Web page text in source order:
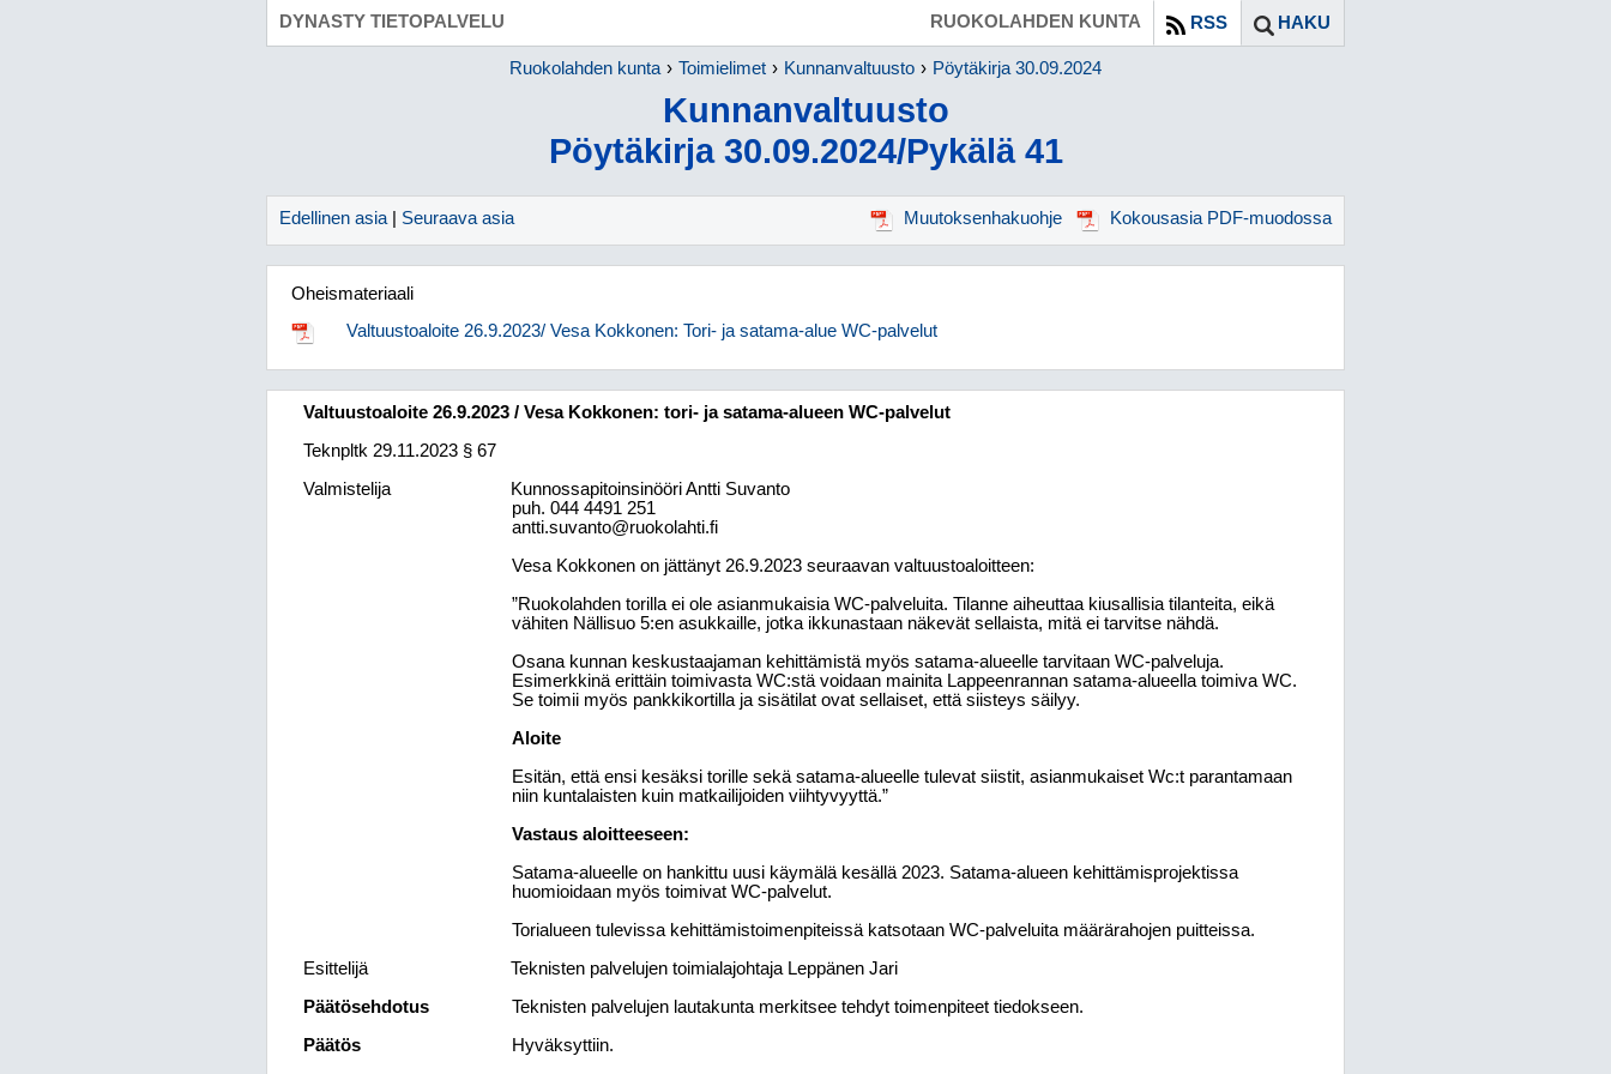
DYNASTY TIETOPALVELU HAKU
RSS
RUOKOLAHDEN KUNTA
Ruokolahden kunta Toimielimet Kunnanvaltuusto Pöytäkirja 30.09.2024
Kunnanvaltuusto
Pöytäkirja 30.09.2024/Pykälä 41
Edellinen asia Seuraava asia Muutoksenhakuohje Kokousasia PDF-muodossa
Oheismateriaali
Valtuustoaloite 26.9.2023/ Vesa Kokkonen: Tori- ja satama-alue WC-palvelut
Valtuustoaloite 26.9.2023 / Vesa Kokkonen: tori- ja satama-alueen WC-palvelut
Teknpltk 29.11.2023 § 67
Valmistelija
Kunnossapitoinsinööri Antti Suvanto
puh. 044 4491 251
antti.suvanto@ruokolahti.fi
Vesa Kokkonen on jättänyt 26.9.2023 seuraavan valtuustoaloitteen:
”Ruokolahden torilla ei ole asianmukaisia WC-palveluita. Tilanne aiheuttaa kiusallisia tilanteita, eikä
vähiten Nällisuo 5:en asukkaille, jotka ikkunastaan näkevät sellaista, mitä ei tarvitse nähdä.
Osana kunnan keskustaajaman kehittämistä myös satama-alueelle tarvitaan WC-palveluja.
Esimerkkinä erittäin toimivasta WC:stä voidaan mainita Lappeenrannan satama-alueella toimiva WC.
Se toimii myös pankkikortilla ja sisätilat ovat sellaiset, että siisteys säilyy.
Aloite
Esitän, että ensi kesäksi torille sekä satama-alueelle tulevat siistit, asianmukaiset Wc:t parantamaan
niin kuntalaisten kuin matkailijoiden viihtyvyyttä.”
Vastaus aloitteeseen:
Satama-alueelle on hankittu uusi käymälä kesällä 2023. Satama-alueen kehittämisprojektissa
huomioidaan myös toimivat WC-palvelut.
Torialueen tulevissa kehittämistoimenpiteissä katsotaan WC-palveluita määrärahojen puitteissa.
Esittelijä
Teknisten palvelujen toimialajohtaja Leppänen Jari
Päätösehdotus
Teknisten palvelujen lautakunta merkitsee tehdyt toimenpiteet tiedokseen.
Päätös
Hyväksyttiin.